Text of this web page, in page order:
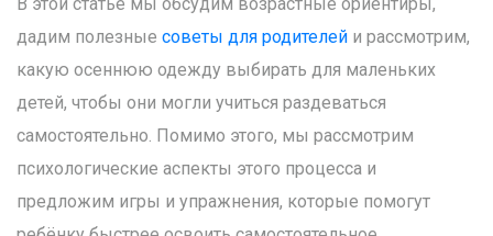
дадим полезные советы для родителей и рассмотрим,
какую осеннюю одежду выбирать для маленьких
детей, чтобы они могли учиться раздеваться
самостоятельно. Помимо этого, мы рассмотрим
психологические аспекты этого процесса и
предложим игры и упражнения, которые помогут